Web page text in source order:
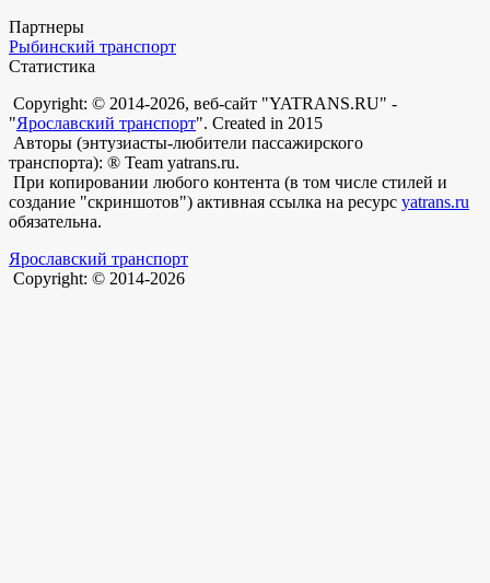
Партнеры
Рыбинский транспорт
Статистика
Copyright: © 2014-2026, веб-сайт "YATRANS.RU" -
"Ярославский транспорт". Created in 2015
Авторы (энтузиасты-любители пассажирского
транспорта): ® Team yatrans.ru.
При копировании любого контента (в том числе стилей и
создание "скриншотов") активная ссылка на ресурс yatrans.ru
обязательна.
Ярославский транспорт
Copyright: © 2014-2026